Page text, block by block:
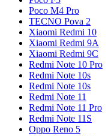
Poco M4 Pro
TECNO Pova 2
Xiaomi Redmi 10
Xiaomi Redmi 9A
Xiaomi Redmi 9C
Redmi Note 10 Pro
Redmi Note 10s
Redmi Note 10s
Redmi Note 11
Redmi Note 11 Pro
Redmi Note 11S
Oppo Reno 5